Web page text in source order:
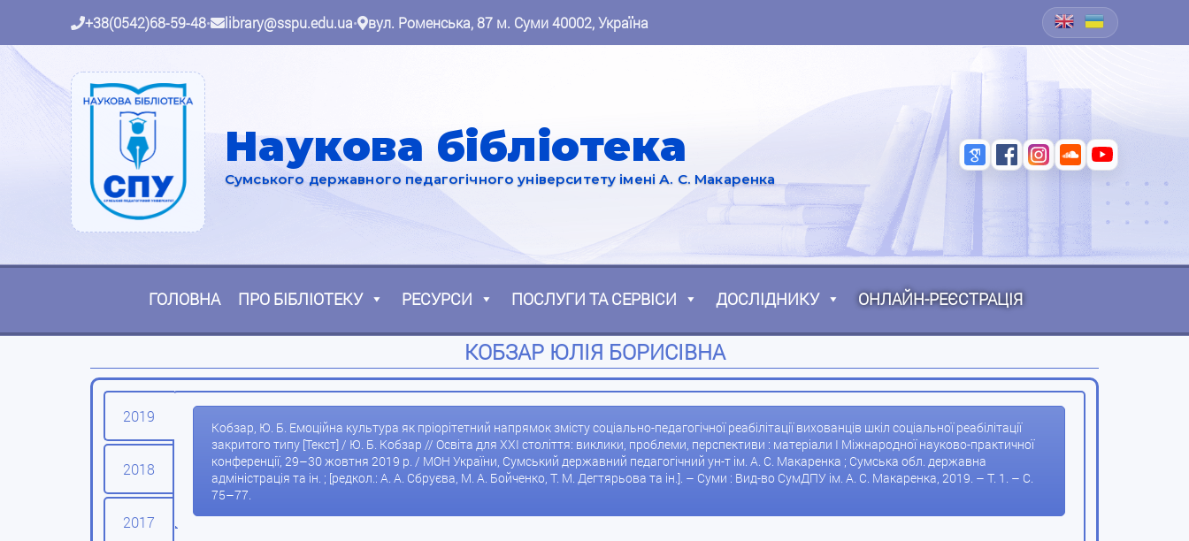
+38(0542)68-59-48• library@sspu.edu.ua• вул. Роменська, 87 м. Суми 40002, Україна
Наукова бібліотека
Сумського державного педагогічного університету імені А. С. Макаренка
ГОЛОВНА ПРО БІБЛІОТЕКУ РЕСУРСИ ПОСЛУГИ ТА СЕРВІСИ ДОСЛІДНИКУ ОНЛАЙН-РЕЄСТРАЦІЯ
КОБЗАР ЮЛІЯ БОРИСІВНА
2019
2018
2017
Кобзар, Ю. Б. Емоційна культура як пріорітетний напрямок змісту соціально-педагогічної реабілітації вихованців шкіл соціальної реабілітації
закритого типу [Текст] / Ю. Б. Кобзар // Освіта для XXI століття: виклики, проблеми, перспективи : матеріали I Міжнародної науково-практичної
конференції, 29–30 жовтня 2019 р. / МОН України, Сумський державний педагогічний ун-т ім. А. С. Макаренка ; Сумська обл. державна
адміністрація та ін. ; [редкол.: А. А. Сбруєва, М. А. Бойченко, Т. М. Дегтярьова та ін.]. – Суми : Вид-во СумДПУ ім. А. С. Макаренка, 2019. – Т. 1. – С.
75–77.